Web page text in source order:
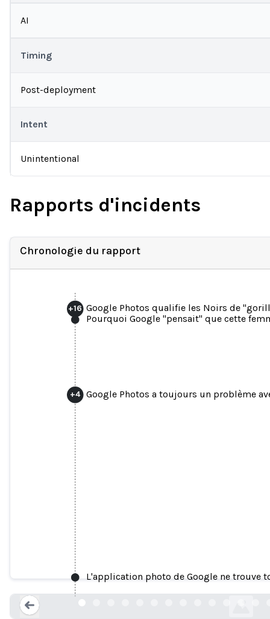
AI
Timing
Post-deployment
Intent
Unintentional
Rapports d'incidents
Chronologie du rapport
+16 Google Photos qualifie les Noirs de
Pourquoi Google "pensait" que cette
+4 Google Photos a toujours un problème
L'application photo de Google ne trouve